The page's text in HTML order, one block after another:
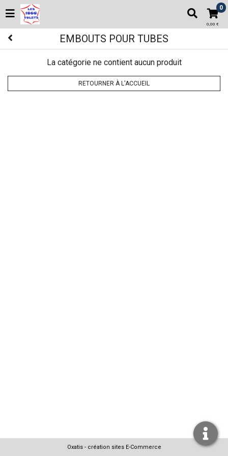
0
0,00 €
EMBOUTS POUR TUBES
La catégorie ne contient aucun produit
RETOURNER À L'ACCUEIL
Oxatis - création sites E-Commerce